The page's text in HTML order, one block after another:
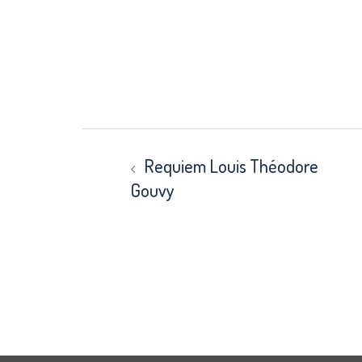
Beitrags-
Navigation
Requiem Louis Théodore
Gouvy